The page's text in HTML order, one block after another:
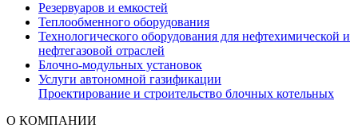
Резервуаров и емкостей
Теплообменного оборудования
Технологического оборудования для нефтехимической и
нефтегазовой отраслей
Блочно-модульных установок
Услуги автономной газификации
Проектирование и строительство блочных котельных
О КОМПАНИИ